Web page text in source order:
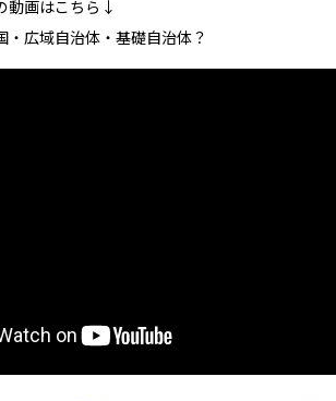
動画はこちら↓
・広域自治体・基礎自治体？